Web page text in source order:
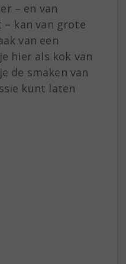
– en van
– kan van grote
van een
hier als kok van
de smaken van
kunt laten